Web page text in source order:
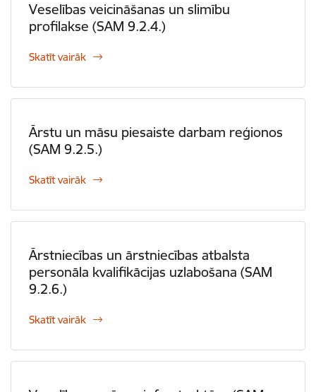
Veselības veicināšanas un slimību
profilakse (SAM 9.2.4.)
Skatīt vairāk
Ārstu un māsu piesaiste darbam reģionos
(SAM 9.2.5.)
Skatīt vairāk
Ārstniecības un ārstniecības atbalsta
personāla kvalifikācijas uzlabošana (SAM
9.2.6.)
Skatīt vairāk